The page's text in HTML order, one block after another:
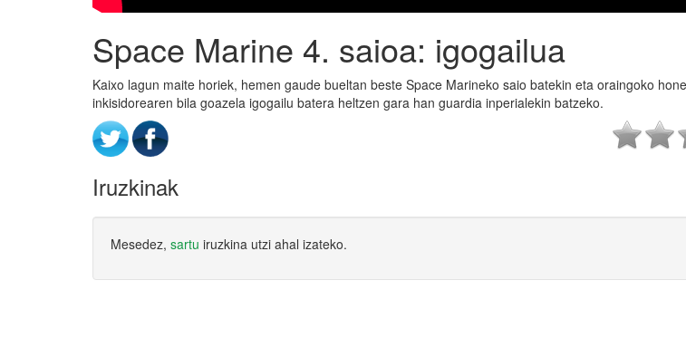
Space Marine 4. saioa: igogailua
Kaixo lagun maite horiek, hemen gaude bueltan beste Space Marineko saio batekin eta oraingoko
inkisidorearen bila goazela igogailu batera heltzen gara han guardia inperialekin batzeko.
Iruzkinak
Mesedez, sartu iruzkina utzi ahal izateko.